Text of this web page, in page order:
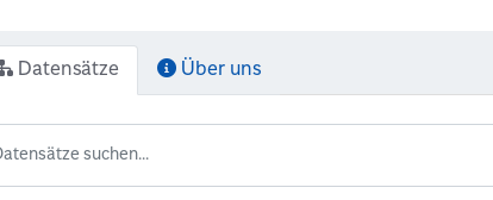
Datensätze Über uns